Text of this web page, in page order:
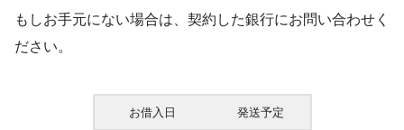
もしお手元にない場合は、契約した銀行にお問い合わせく
ださい。
お借入日 発送予定